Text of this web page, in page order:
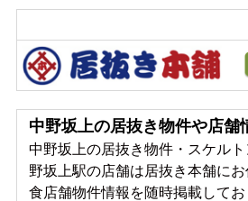
中野坂上の居抜き物件や店舗
中野坂上の居抜き物件・スケル
野坂上駅の店舗は居抜き本舗に
食店舗物件情報を随時掲載してお